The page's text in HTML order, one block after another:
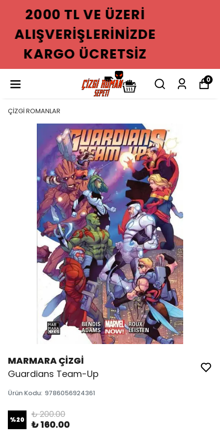
2000 TL VE ÜZERI
ALIŞVERIŞLERINIZDE
KARGO ÜCRETSIZ
0
ÇİZGİ ROMANLAR
MARMARA ÇİZGİ
Guardians Team-Up
Ürün Kodu: 9786056924361
%20 ₺ 200.00
₺ 160.00